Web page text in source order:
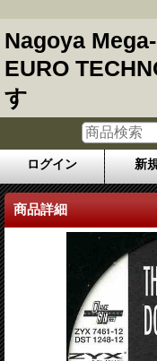
Nagoya
EURO
す
ログイン 新
商品詳細